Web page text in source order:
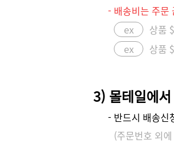
- 배송비는 주문
ex
상품
ex
상품
3) 몰테일에서
- 반드시 배송신
(주문번호 외